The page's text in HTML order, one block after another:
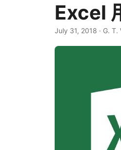
Excel
July 31, 2018 · G. T.